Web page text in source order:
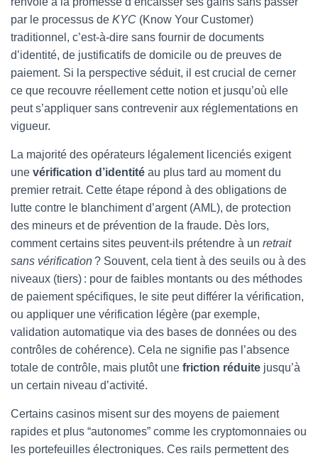
par le processus de KYC (Know Your Customer)
traditionnel, c’est-à-dire sans fournir de documents
d’identité, de justificatifs de domicile ou de preuves de
paiement. Si la perspective séduit, il est crucial de cerner
ce que recouvre réellement cette notion et jusqu’où elle
peut s’appliquer sans contrevenir aux réglementations en
vigueur.
La majorité des opérateurs légalement licenciés exigent
une vérification d’identité au plus tard au moment du
premier retrait. Cette étape répond à des obligations de
lutte contre le blanchiment d’argent (AML), de protection
des mineurs et de prévention de la fraude. Dès lors,
comment certains sites peuvent-ils prétendre à un retrait
sans vérification? Souvent, cela tient à des seuils ou à des
niveaux (tiers) : pour de faibles montants ou des méthodes
de paiement spécifiques, le site peut différer la vérification,
ou appliquer une vérification légère (par exemple,
validation automatique via des bases de données ou des
contrôles de cohérence). Cela ne signifie pas l’absence
totale de contrôle, mais plutôt une friction réduite jusqu’à
un certain niveau d’activité.
Certains casinos misent sur des moyens de paiement
rapides et plus “autonomes” comme les cryptomonnaies ou
les portefeuilles électroniques. Ces rails permettent des